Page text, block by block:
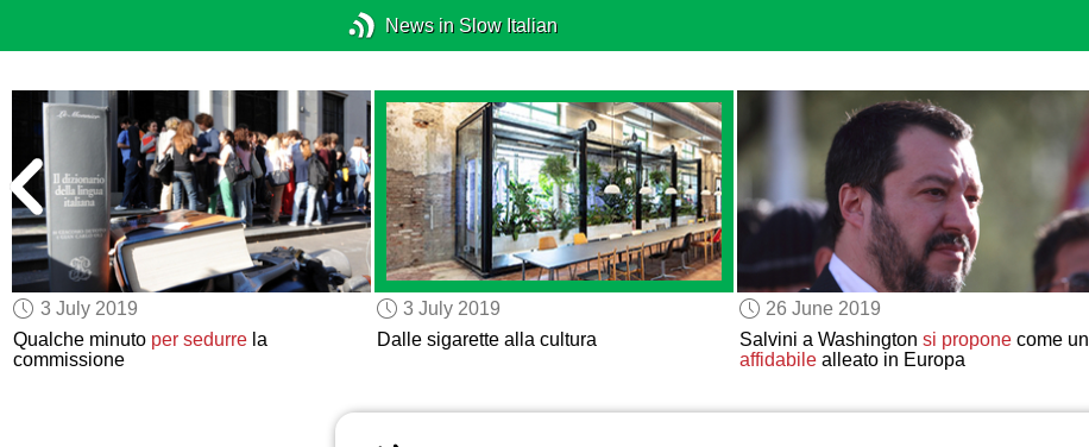
News in Slow Italian
3 July 2019
Qualche minuto per sedurre la
commissione
3 July 2019
Dalle sigarette alla cultura
26 June 2019
Salvini a Washington si proponecome un
affidabilealleato in Europa